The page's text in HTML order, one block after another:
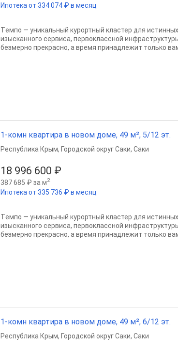
Ипотека от 334 074 ₽ в месяц
Tемпо — уникальный курортный кластер для
изысканного сервиса, первоклассной
безмерно прекрасно, а время принадлежит только
1-комн квартира в новом доме, 49 м², 5/12 эт.
18 996 600 ₽
387 685 ₽ за м2
Ипотека от 335 736 ₽ в месяц
Республика Крым, Городской округ Саки, Саки
Tемпо — уникальный курортный кластер для
изысканного сервиса, первоклассной
безмерно прекрасно, а время принадлежит только
1-комн квартира в новом доме, 49 м², 6/12 эт.
Республика Крым, Городской округ Саки, Саки